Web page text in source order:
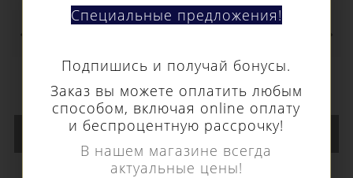
Специальные предложения!
Подпишись и получай бонусы.
Заказ вы можете оплатить любым
способом, включая online оплату
и беспроцентную рассрочку!
В нашем магазине всегда
актуальные цены!
В КОРЗИНУ